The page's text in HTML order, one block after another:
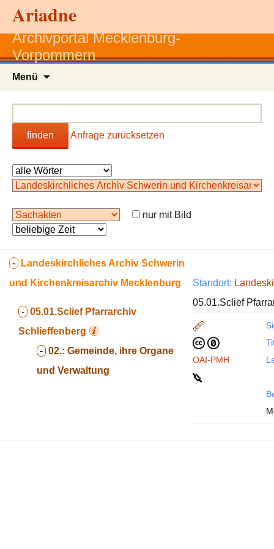
Ariadne
Archivportal Mecklenburg-
Vorpommern
Menü
finden Anfrage zurücksetzen
nur mit Bild
- Landeskirchliches Archiv Schwerin
und Kirchenkreisarchiv Mecklenburg
- 05.01.Sclief Pfarrarchiv
Schlieffenberg
- 02.: Gemeinde, ihre Organe
und Verwaltung
Standort:
05.01.Sclief
OAI-PMH